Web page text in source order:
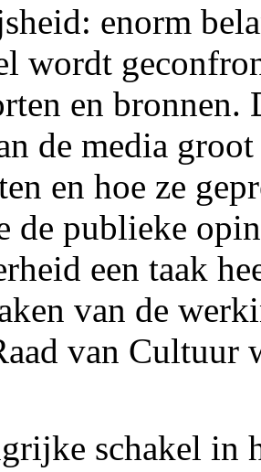
enorm
wordt
en
de media
en hoe ze
de publieke
een taak
van de
van
schakel in